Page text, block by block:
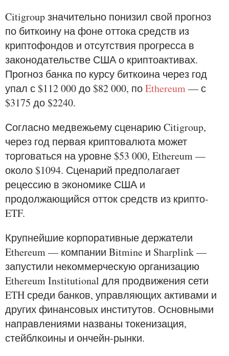
Citigroup значительно понизил свой прогноз
по биткоину на фоне оттока средств из
криптофондов и отсутствия прогресса в
законодательстве США о криптоактивах.
Прогноз банка по курсу биткоина через год
упал с $112 000 до $82 000, поEthereum— с
$3175 до $2240.
Согласно медвежьему сценарию Citigroup,
через год первая криптовалюта может
торговаться на уровне $53 000, Ethereum —
около $1094. Сценарий предполагает
рецессию в экономике США и
продолжающийся отток средств из крипто-
ETF.
Крупнейшие корпоративные держатели
Ethereum — компании Bitmine и Sharplink —
запустили некоммерческую организацию
Ethereum Institutional для продвижения сети
ETH среди банков, управляющих активами и
других финансовых институтов. Основными
направлениями названы токенизация,
стейблкоины и ончейн-рынки.